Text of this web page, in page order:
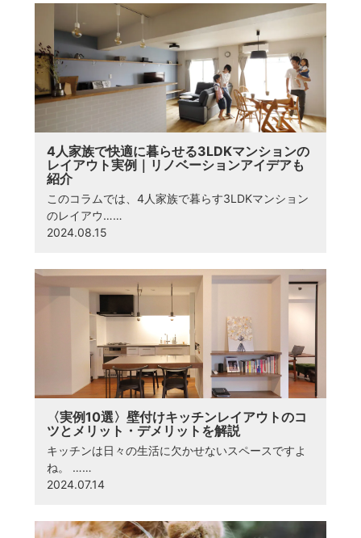
4人家族で快適に暮らせる3LDKマンションの
レイアウト実例｜リノベーションアイデアも
紹介
このコラムでは、4人家族で暮らす3LDKマンション
のレイアウ……
2024.08.15
〈実例10選〉壁付けキッチンレイアウトのコ
ツとメリット・デメリットを解説
キッチンは日々の生活に欠かせないスペースですよ
ね。 ……
2024.07.14